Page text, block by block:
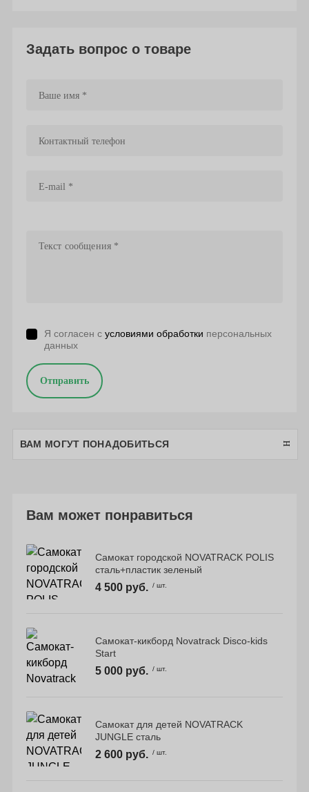
Задать вопрос о товаре
Я согласен с условиями обработки персональных
данных
Отправить
ВАМ МОГУТ ПОНАДОБИТЬСЯ
Вам может понравиться
Самокат городской NOVATRACK POLIS
сталь+пластик зеленый
4 500 руб. / шт.
Самокат-кикборд Novatrack Disco-kids
Start
5 000 руб. / шт.
Самокат для детей NOVATRACK
JUNGLE сталь
2 600 руб. / шт.